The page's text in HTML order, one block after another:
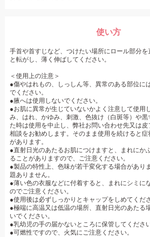
使い方
手首や首すじなど、つけたい場所にロール部分
と転がし、薄く伸ばしてください。
＜使用上の注意＞
●傷やはれもの、しっしん等、異常のある部位に
でください。
●腋へは使用しないでください。
●お肌に異常が生じていないかよく注意して使用
み、はれ、かゆみ、刺激、色抜け（白斑等）や
た時は使用を中止し、弊社お問い合わせ先又は
相談をお勧めします。そのまま使用を続けると症
があります。
●直射日光のあたるお肌につけますと、まれにか
ることがありますので、ご注意ください。
●製品の特性上、色味が若干変化する場合があり
題ありません。
●薄い色の衣服などに付着すると、まれにシミに
のでご注意ください。
●使用後は必ずしっかりとキャップをしめてくださ
●極端に高温又は低温の場所、直射日光のあたる
いでください。
●乳幼児の手の届かないところに保管してください
●可燃性ですので、火気にご注意ください。